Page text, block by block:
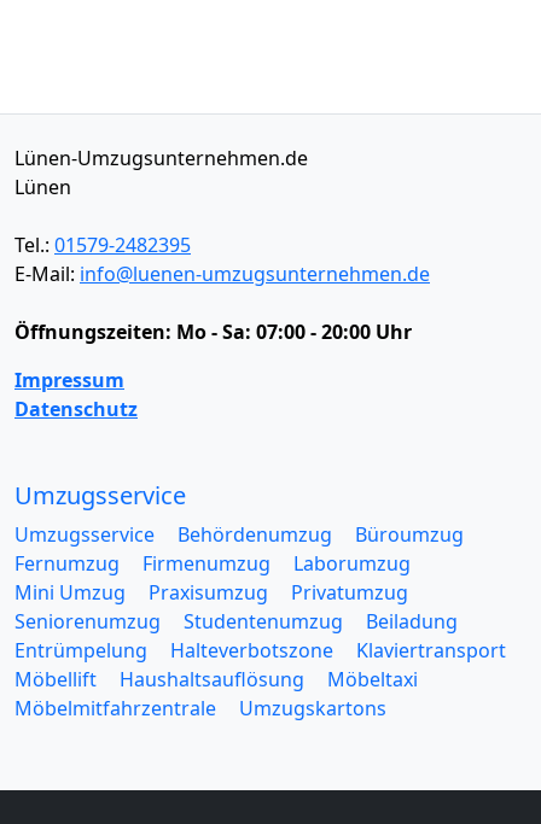
Lünen-Umzugsunternehmen.de
Lünen
Tel.: 01579-2482395
E-Mail: info@luenen-umzugsunternehmen.de
Öffnungszeiten: Mo - Sa: 07:00 - 20:00 Uhr
Impressum
Datenschutz
Umzugsservice
Umzugsservice Behördenumzug
Büroumzug
Fernumzug
Firmenumzug
Laborumzug
Mini Umzug
Praxisumzug
Privatumzug
Seniorenumzug
Studentenumzug
Beiladung
Entrümpelung
Halteverbotszone
Klaviertransport
Möbellift
Haushaltsauflösung
Möbeltaxi
Möbelmitfahrzentrale
Umzugskartons